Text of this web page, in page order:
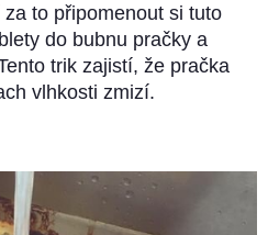
to připomenout si tuto
do bubnu pračky a
trik zajistí, že pračka
vlhkosti zmizí.